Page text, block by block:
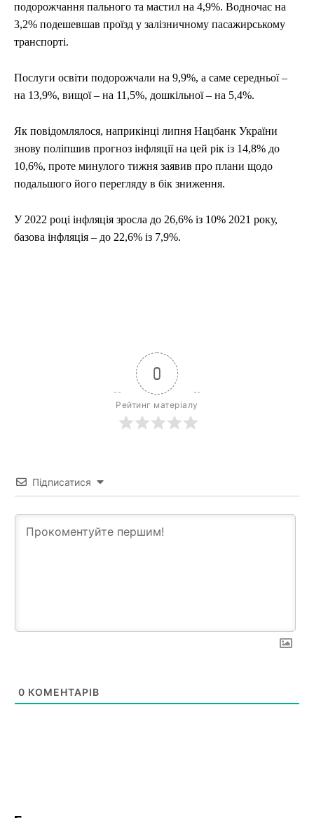
подорожчання пального та мастил на 4,9%. Водночас на
3,2% подешевшав проїзд у залізничному пасажирському
транспорті.
Послуги освіти подорожчали на 9,9%, а саме середньої –
на 13,9%, вищої – на 11,5%, дошкільної – на 5,4%.
Як повідомлялося, наприкінці липня Нацбанк України
знову поліпшив прогноз інфляції на цей рік із 14,8% до
10,6%, проте минулого тижня заявив про плани щодо
подальшого його перегляду в бік зниження.
У 2022 році інфляція зросла до 26,6% із 10% 2021 року,
базова інфляція – до 22,6% із 7,9%.
0
Рейтинг матеріалу
Підписатися
0 КОМЕНТАРІВ